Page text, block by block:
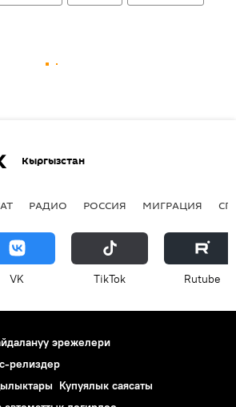
Кыргызстан
РАДИО РОССИЯ МИГРАЦИЯ
VK ТikТоk Rutube
эрежелери
релиздер
Купуялык саясаты